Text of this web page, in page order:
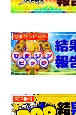
ひまりンピック
POP番付